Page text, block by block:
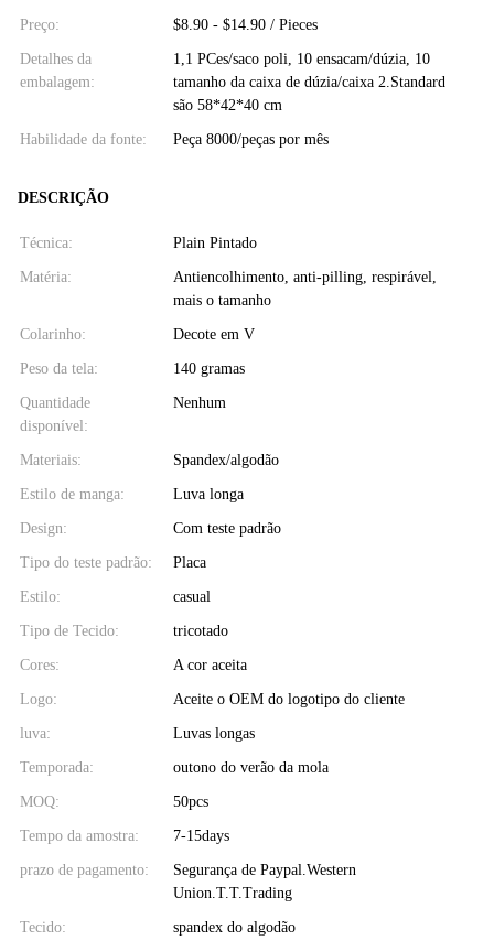
Preço: $8.90 - $14.90 / Pieces
Detalhes da
embalagem:
1,1 PCes/saco poli, 10 ensacam/dúzia, 10
tamanho da caixa de dúzia/caixa 2.Standard
são 58*42*40 cm
Habilidade da fonte: Peça 8000/peças por mês
DESCRIÇÃO
Técnica: Plain Pintado
Matéria:
Antiencolhimento, anti-pilling, respirável,
mais o tamanho
Colarinho: Decote em V
Peso da tela: 140 gramas
Quantidade
disponível:
Nenhum
Materiais: Spandex/algodão
Estilo de manga: Luva longa
Design: Com teste padrão
Tipo do teste padrão: Placa
Estilo: casual
Tipo de Tecido: tricotado
Cores: A cor aceita
Logo: Aceite o OEM do logotipo do cliente
luva: Luvas longas
Temporada: outono do verão da mola
MOQ: 50pcs
Tempo da amostra: 7-15days
prazo de pagamento:
Segurança de Paypal.Western
Union.T.T.Trading
Tecido: spandex do algodão